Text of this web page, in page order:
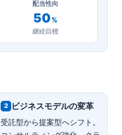
配当性向
50%
継続目標
2 ビジネスモデルの変革
受託型から提案型へシフト。